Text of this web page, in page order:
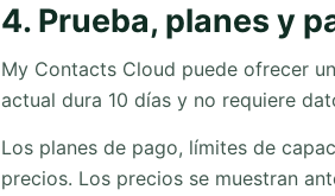
4. Prueba, planes y
My Contacts Cloud puede ofrecer
actual dura 10 días y no requiere
Los planes de pago, límites de
precios. Los precios se muestran